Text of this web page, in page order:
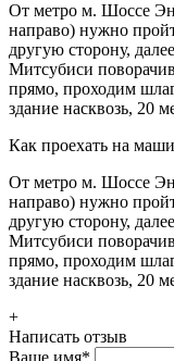
От метро м. Шоссе
направо) нужно
другую сторону,
Митсубиси
прямо, проходим
здание насквозь, 20
Как проехать на
От метро м. Шоссе
направо) нужно
другую сторону,
Митсубиси
прямо, проходим
здание насквозь, 20
+
Написать отзыв
Ваше имя*